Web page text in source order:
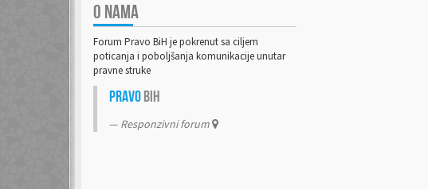
O NAMA
Forum Pravo BiH je pokrenut sa ciljem
poticanja i poboljšanja komunikacije unutar
pravne struke
PravoBiH
Responzivni forum